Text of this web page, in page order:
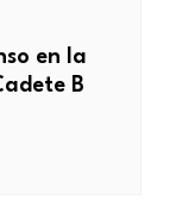
en la
B